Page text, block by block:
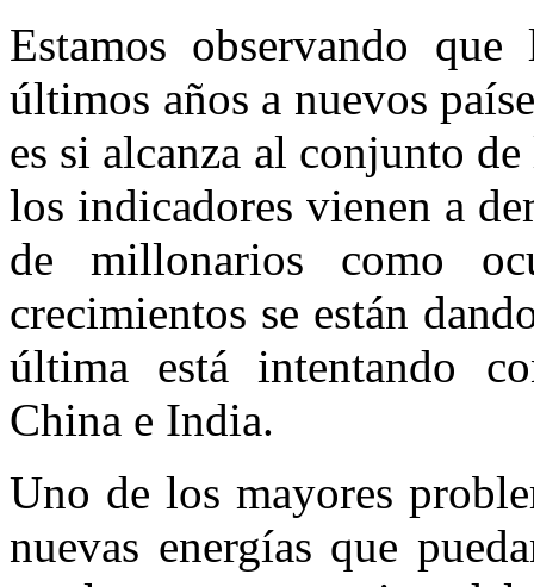
Estamos observando
últimos años a nuevos
es si alcanza al conjunto
los indicadores vienen a
de millonarios como
crecimientos se están
última está intentando
China e India.
Uno de los mayores
nuevas energías que